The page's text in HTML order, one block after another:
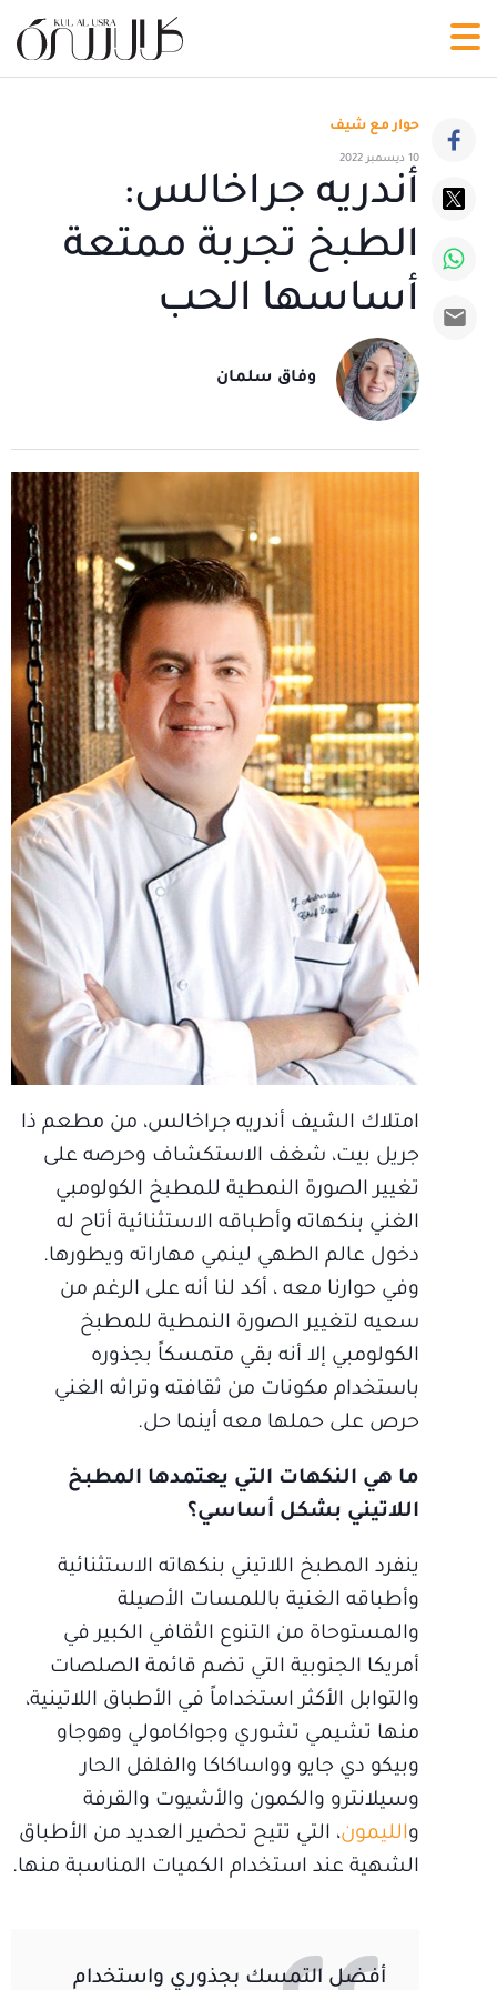
حوار مع شيف
10 ديسمبر 2022
أندريه جراخالس:
الطبخ تجربة ممتعة
أساسها الحب
وفاق سلمان
امتلاك الشيف أندريه جراخالس، من مطعم ذا
جريل بيت، شغف الاستكشاف وحرصه على
تغيير الصورة النمطية للمطبخ الكولومبي
الغني بنكهاته وأطباقه الاستثنائية أتاح له
دخول عالم الطهي لينمي مهاراته ويطورها.
وفي حوارنا معه ، أكد لنا أنه على الرغم من
سعيه لتغيير الصورة النمطية للمطبخ
الكولومبي إلا أنه بقي متمسكاً بجذوره
باستخدام مكونات من ثقافته وتراثه الغني
حرص على حملها معه أينما حل.
ما هي النكهات التي يعتمدها المطبخ
اللاتيني بشكل أساسي؟
ينفرد المطبخ اللاتيني بنكهاته الاستثنائية
وأطباقه الغنية باللمسات الأصيلة
والمستوحاة من التنوع الثقافي الكبير في
أمريكا الجنوبية التي تضم قائمة الصلصات
والتوابل الأكثر استخداماً في الأطباق اللاتينية،
منها تشيمي تشوري وجواكامولي وهوجاو
وبيكو دي جايو وواساكاكا والفلفل الحار
وسيلانترو والكمون والأشيوت والقرفة
والليمون، التي تتيح تحضير العديد من الأطباق
الشهية عند استخدام الكميات المناسبة منها.
أفضل التمسك بجذوري واستخدام